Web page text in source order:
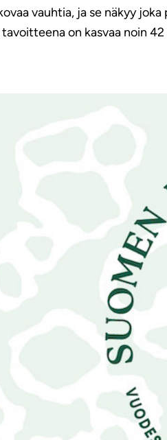
vauhtia, ja se näkyy
on kasvaa noin